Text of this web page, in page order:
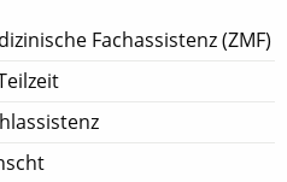
Fachassistenz (ZMF)